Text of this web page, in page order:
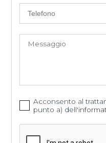
Acconsento al
punto a) dell'